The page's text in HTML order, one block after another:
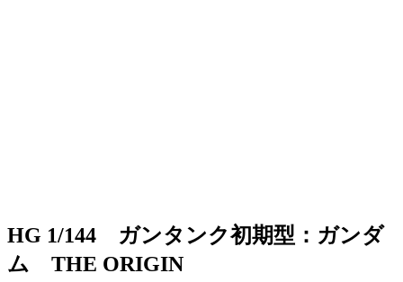
HG 1/144 ガンタンク初期型：ガンダ
ム THE ORIGIN